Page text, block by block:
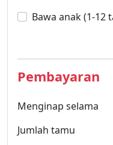
Bawa anak (1-12
Pembayaran
Menginap selama
Jumlah tamu